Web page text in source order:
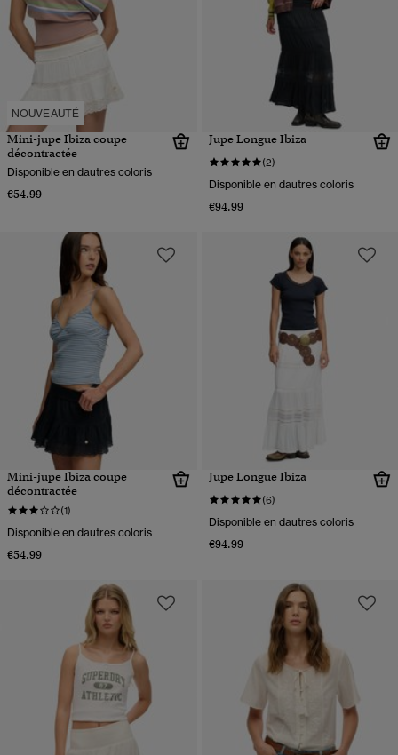
NOUVEAUTÉ
Mini-jupe Ibiza coupe
décontractée
Disponible en dautres coloris
€54.99
Jupe Longue Ibiza
(2)
Disponible en dautres coloris
€94.99
Mini-jupe Ibiza coupe
décontractée
(1)
Disponible en dautres coloris
€54.99
Jupe Longue Ibiza
(6)
Disponible en dautres coloris
€94.99